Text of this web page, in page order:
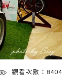
觀看次數：8404